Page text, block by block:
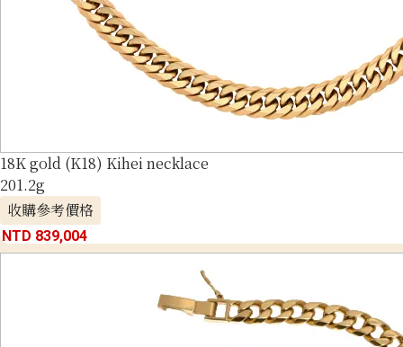
18K gold (K18) Kihei necklace
201.2g
收購參考價格
NTD 839,004